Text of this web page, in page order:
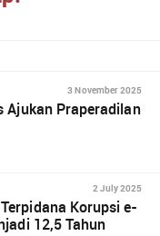
3 November 2025
Ajukan Praperadilan
2 July 2025
Korupsi e-
12,5 Tahun